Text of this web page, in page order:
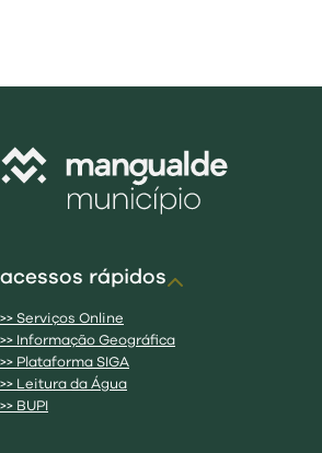
acessos rápidos
>> Serviços Online
>> Informação Geográfica
>> Plataforma SIGA
>> Leitura da Água
>> BUPI